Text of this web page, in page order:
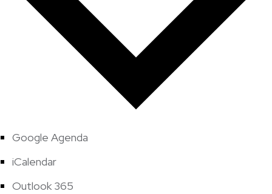
Google Agenda
iCalendar
Outlook 365